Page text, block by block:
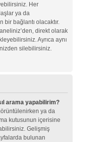
Her
ya da
bağlantı olacaktır.
direkt olarak
Ayrıca aynı
silebilirsiniz.
arama yapabilirim?
ya da
kutusunun içerisine
Gelişmiş
bulunan